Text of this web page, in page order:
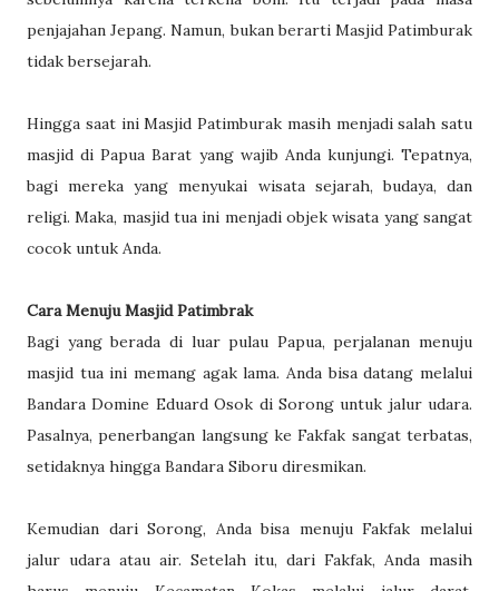
penjajahan Jepang. Namun, bukan berarti Masjid Patimburak
tidak bersejarah.
Hingga saat ini Masjid Patimburak masih menjadi salah satu
masjid di Papua Barat yang wajib Anda kunjungi. Tepatnya,
bagi mereka yang menyukai wisata sejarah, budaya, dan
religi. Maka, masjid tua ini menjadi objek wisata yang sangat
cocok untuk Anda.
Cara Menuju Masjid Patimbrak
Bagi yang berada di luar pulau Papua, perjalanan menuju
masjid tua ini memang agak lama. Anda bisa datang melalui
Bandara Domine Eduard Osok di Sorong untuk jalur udara.
Pasalnya, penerbangan langsung ke Fakfak sangat terbatas,
setidaknya hingga Bandara Siboru diresmikan.
Kemudian dari Sorong, Anda bisa menuju Fakfak melalui
jalur udara atau air. Setelah itu, dari Fakfak, Anda masih